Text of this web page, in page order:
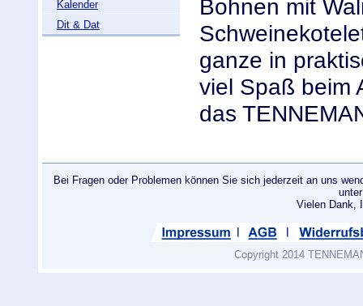
Kalender
Dit & Dat
Bohnen mit
ganze in
viel Spaß beim
das
Bei Fragen oder Problemen können Sie sich jederzeit an uns
Vielen Dank,
Copyright 2014